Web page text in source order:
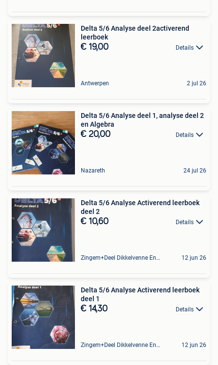
Delta 5/6 Analyse deel 2activerend
leerboek
€ 19,00 Details
Antwerpen 2 jul 26
Delta 5/6 Analyse deel 1, analyse deel 2
en Algebra
€ 20,00 Details
Nazareth 24 jul 26
Delta 5/6 Analyse Activerend leerboek
deel 2
€ 10,60 Details
Zingem+Deel Dikkelvenne En Nederzwalm-Hermelgem 12 jun 26
Delta 5/6 Analyse Activerend leerboek
deel 1
€ 14,30 Details
Zingem+Deel Dikkelvenne En Nederzwalm-Hermelgem 12 jun 26